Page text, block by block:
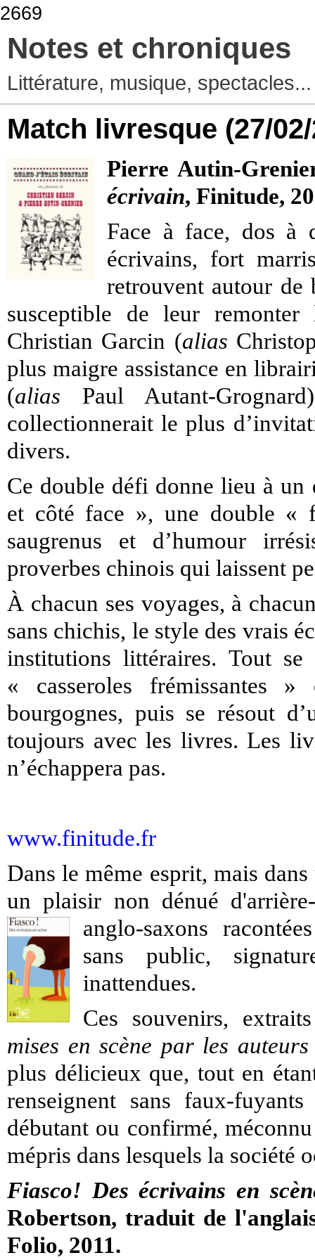
2669
Notes et chroniques
Littérature, musique,
Match livresque (27/
Pierre Autin-
écrivain,Finitude,
Face à face, dos à
écrivains, fort
retrouvent autour de
susceptible de leur
Christian Garcin (alias
plus maigre assistance en
(alias Paul Autant-
collectionnerait le plus
divers.
Ce double défi donne lieu à
et côté face », une double «
saugrenus et d’humour
proverbes chinois qui laissent
À chacun ses voyages, à
sans chichis, le style des vrais
institutions littéraires. Tout
« casseroles frémissantes
bourgognes, puis se résout
toujours avec les livres. Les
n’échappera pas.
www.finitude.fr
Dans le même esprit, mais
un plaisir non dénué
anglo-saxons
sans public,
inattendues.
Ces souvenirs,
mises en scène par les auteurs
plus délicieux que, tout en
renseignent sans faux-
débutant ou confirmé,
mépris dans lesquels la société
Fiasco! Des écrivains en
Robertson, traduit de
Folio, 2011.